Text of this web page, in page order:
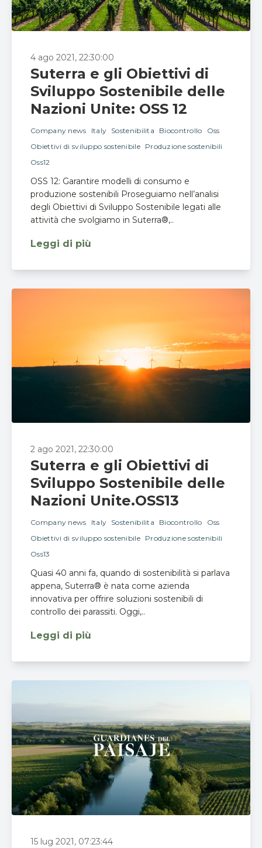
4 ago 2021, 22:30:00
Suterra e gli Obiettivi di
Sviluppo Sostenibile delle
Nazioni Unite: OSS 12
Company news Italy Sostenibilita Biocontrollo
Oss
Obiettivi di sviluppo sostenibile
Produzione sostenibili
Oss12
OSS 12: Garantire modelli di consumo e
produzione sostenibili Proseguiamo nell’analisi
degli Obiettivi di Sviluppo Sostenibile legati alle
attività che svolgiamo in Suterra®,..
Leggi di più
2 ago 2021, 22:30:00
Suterra e gli Obiettivi di
Sviluppo Sostenibile delle
Nazioni Unite.OSS13
Company news Italy Sostenibilita Biocontrollo
Oss
Obiettivi di sviluppo sostenibile
Produzione sostenibili
Oss13
Quasi 40 anni fa, quando di sostenibilità si parlava
appena, Suterra® è nata come azienda
innovativa per offrire soluzioni sostenibili di
controllo dei parassiti. Oggi,..
Leggi di più
15 lug 2021, 07:23:44